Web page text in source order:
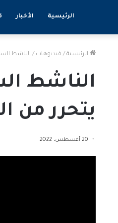
الرئيسية الأخبار
الرئيسية / فيديوهات / الناشط
الناشط
يتحرر من
20 أغسطس، 2022